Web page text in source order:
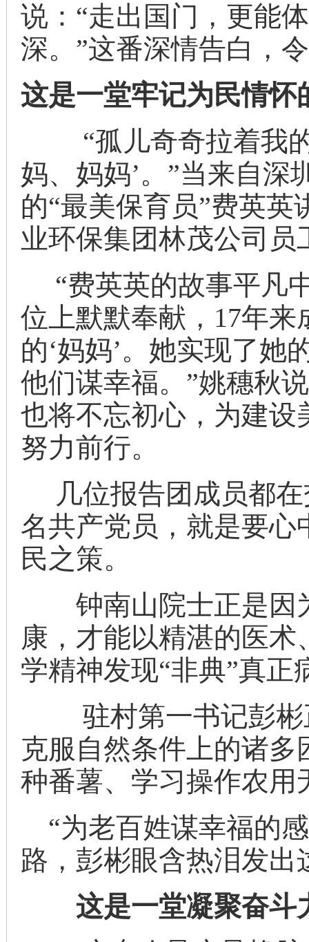
说：“走出国门，更能
深。”这番深情告白，
这是一堂牢记为民情
“孤儿奇奇拉着我的
妈、妈妈’。”当来自深
的“最美保育员”费英
业环保集团林茂公司
“费英英的故事平凡
位上默默奉献，17年来
的‘妈妈’。她实现了她
他们谋幸福。”姚穗秋
也将不忘初心，为建设
努力前行。
几位报告团成员都在
名共产党员，就是要
民之策。
钟南山院士正是因
康，才能以精湛的医
学精神发现“非典”真
驻村第一书记彭彬
克服自然条件上的诸
种番薯、学习操作农用
“为老百姓谋幸福的
路，彭彬眼含热泪发出
这是一堂凝聚奋斗